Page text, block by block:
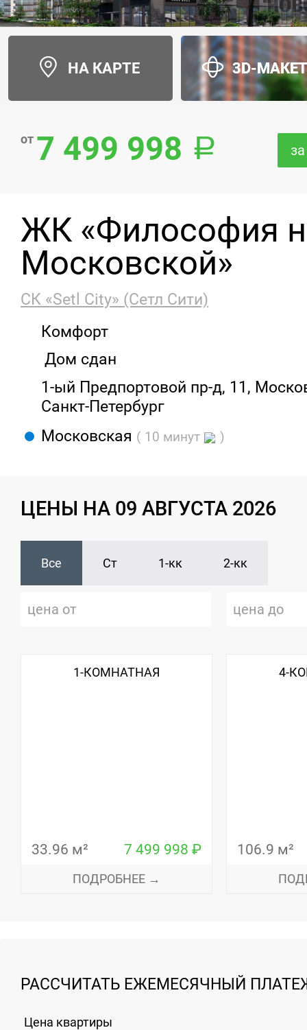
НА КАРТЕ 3D-
от 7 499 998
ЖК «Философия
Московской»
СК «Setl City» (Сетл Сити)
Комфорт
Дом сдан
1-ый Предпортовой пр-д, 11,
Санкт-Петербург
Московская ( 10 минут )
ЦЕНЫ НА 09 АВГУСТА 2026
Все Ст 1-кк 2-кк
1-КОМНАТНАЯ
33.96 м² 7 499 998 ₽
ПОДРОБНЕЕ →
4-
106.9 м²
РАССЧИТАТЬ ЕЖЕМЕСЯЧНЫЙ
Цена квартиры